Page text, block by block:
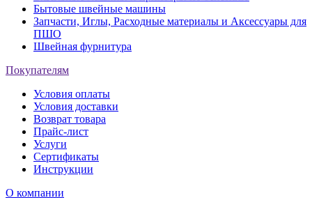
Бытовые швейные машины
Запчасти, Иглы, Расходные материалы и Аксессуары для
ПШО
Швейная фурнитура
Покупателям
Условия оплаты
Условия доставки
Возврат товара
Прайс-лист
Услуги
Сертификаты
Инструкции
О компании